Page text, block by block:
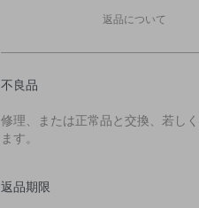
返品について
不良品
修理、または正常品と交換、若し
ます。
返品期限